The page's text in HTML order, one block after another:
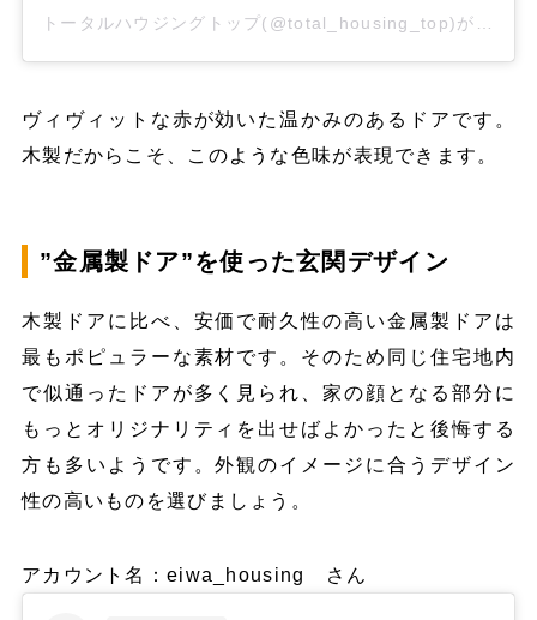
ヴィヴィットな赤が効いた温かみのあるドアです。
木製だからこそ、このような色味が表現できます。
”金属製ドア”を使った玄関デザイン
木製ドアに比べ、安価で耐久性の高い金属製ドアは
最もポピュラーな素材です。そのため同じ住宅地内
で似通ったドアが多く見られ、家の顔となる部分に
もっとオリジナリティを出せばよかったと後悔する
方も多いようです。外観のイメージに合うデザイン
性の高いものを選びましょう。
アカウント名：eiwa_housing さん